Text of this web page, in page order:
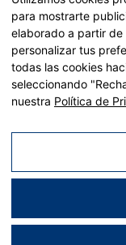
Plan de
Recuperación y
2021/241 del
Aviso legal|Política de
para mostrarte
elaborado a partir
personalizar tus
todas las cookies
seleccionando
nuestra Política de